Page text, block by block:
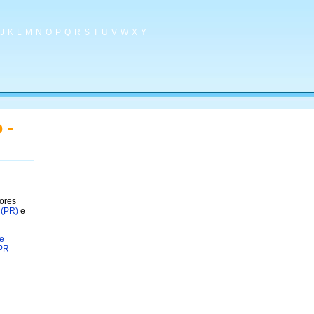
J K L M N O P Q R S T U V W X Y
-
e